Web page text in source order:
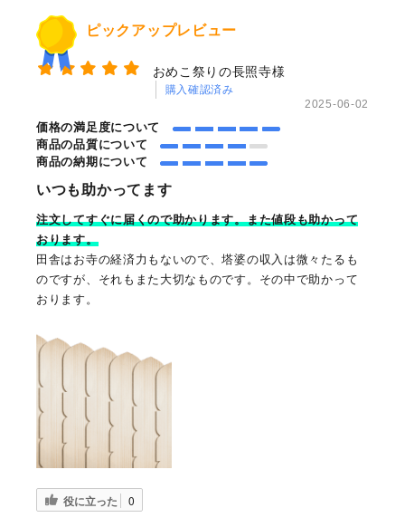
ピックアップレビュー
おめこ祭りの長照寺様
購入確認済み
2025-06-02
価格の満足度について
商品の品質について
商品の納期について
いつも助かってます
注文してすぐに届くので助かります。また値段も助かって
おります。
田舎はお寺の経済力もないので、塔婆の収入は微々たるも
のですが、それもまた大切なものです。その中で助かって
おります。
役に立った 0